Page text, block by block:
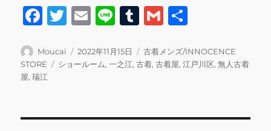
F
c
e
o
T
it
te
E
ai
Li
e
T
m
bl
G
ai
l
投
稿
者
Moucai
投
稿
2022年11月15日
カ
テ
古着メンズ/INNOCENCE
STORE
タ
ショールーム,一之江,古着,古着屋,江戸川区,無人古着
屋,瑞江